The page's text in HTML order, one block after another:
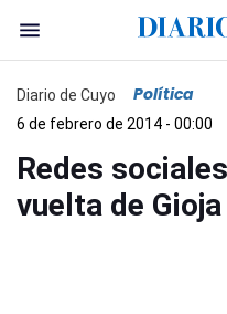
Diario de Cuyo Política
6 de febrero de 2014 - 00:00
Redes
vuelta de